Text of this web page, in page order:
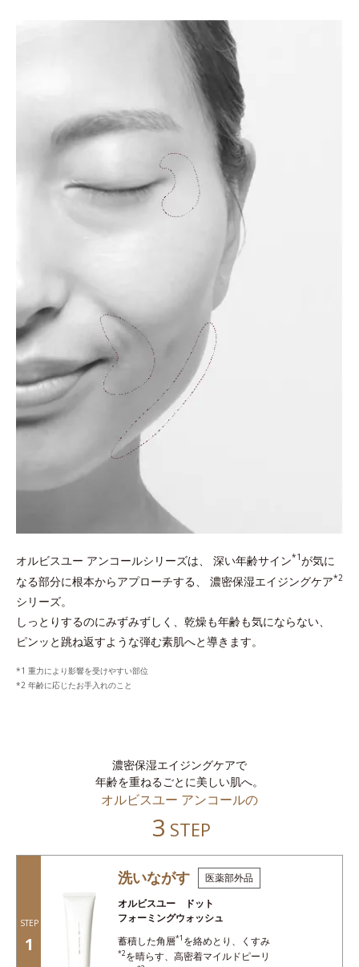
オルビスユー アンコールシリーズは、 深い年齢サイン*1が気に
なる部分に根本からアプローチする、
濃密保湿エイジングケア*2
シリーズ。
しっとりするのにみずみずしく、乾燥も年齢も気にならない、
ピンッと跳ね返すような弾む素肌へと導きます。
重力により影響を受けやすい部位
年齢に応じたお手入れのこと
濃密保湿エイジングケアで
年齢を重ねるごとに美しい肌へ。
オルビスユー アンコールの
3 STEP
STEP
1
洗いながす
医薬部外品
オルビスユー ドット
フォーミングウォッシュ
蓄積した角層*1 を絡めとり、くすみ
*2を晴らす、高密着マイルドピーリ